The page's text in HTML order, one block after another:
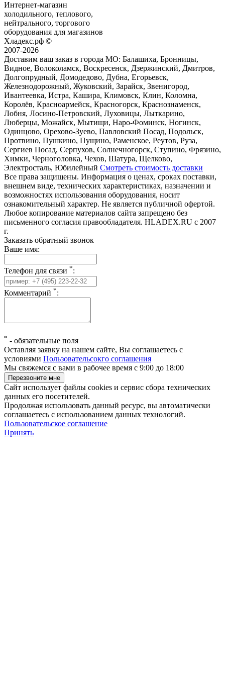
Интернет-магазин
холодильного, теплового,
нейтрального, торгового
оборудования для магазинов
Хладекс.рф ©
2007-2026
Доставим ваш заказ в города МО: Балашиха, Бронницы,
Видное, Волоколамск, Воскресенск, Дзержинский, Дмитров,
Долгопрудный, Домодедово, Дубна, Егорьевск,
Железнодорожный, Жуковский, Зарайск, Звенигород,
Ивантеевка, Истра, Кашира, Климовск, Клин, Коломна,
Королёв, Красноармейск, Красногорск, Краснознаменск,
Лобня, Лосино-Петровский, Луховицы, Лыткарино,
Люберцы, Можайск, Мытищи, Наро-Фоминск, Ногинск,
Одинцово, Орехово-Зуево, Павловский Посад, Подольск,
Протвино, Пушкино, Пущино, Раменское, Реутов, Руза,
Сергиев Посад, Серпухов, Солнечногорск, Ступино, Фрязино,
Химки, Черноголовка, Чехов, Шатура, Щелково,
Электросталь, Юбилейный Смотреть стоимость доставки
Все права защищены. Информация о ценах, сроках поставки,
внешнем виде, технических характеристиках, назначении и
возможностях использования оборудования, носит
ознакомительный характер. Не является публичной офертой.
Любое копирование материалов сайта запрещено без
письменного согласия правообладателя. HLADEX.RU c 2007
г.
Заказать обратный звонок
Ваше имя:
Телефон для связи *:
Комментарий *:
* - обязательные поля
Оставляя заявку на нашем сайте, Вы соглашаетесь с
условиями Пользовательсокго соглашения
Мы свяжемся с вами в рабочее время с 9:00 до 18:00
Сайт использует файлы cookies и сервис сбора технических
данных его посетителей.
Продолжая использовать данный ресурс, вы автоматически
соглашаетесь с использованием данных технологий.
Пользовательское соглашение
Принять